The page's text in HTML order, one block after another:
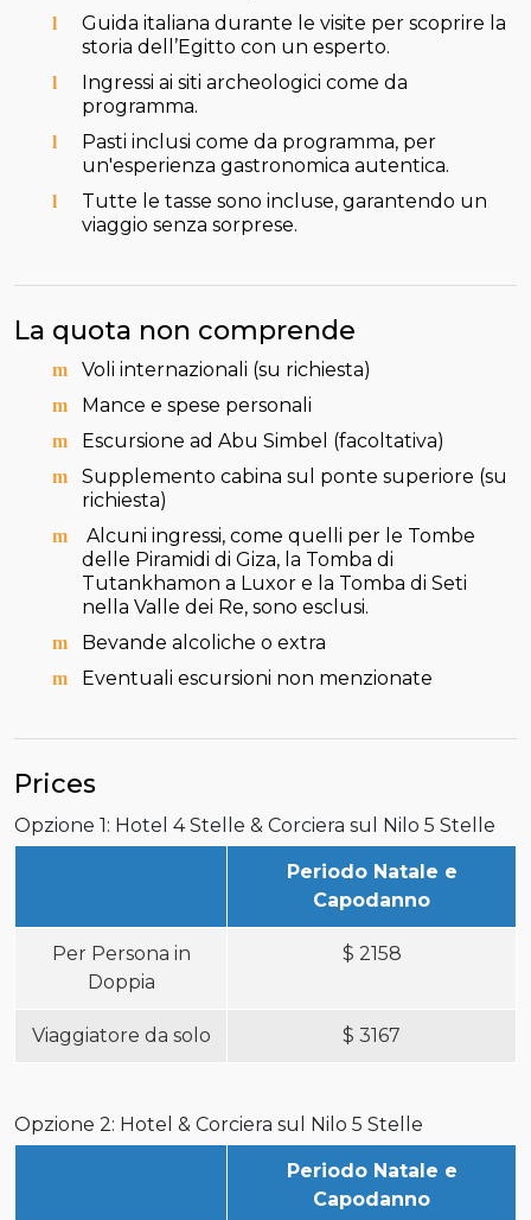
Guida italiana durante le visite per scoprire la
storia dell’Egitto con un esperto.
Ingressi ai siti archeologici come da
programma.
Pasti inclusi come da programma, per
un'esperienza gastronomica autentica.
Tutte le tasse sono incluse, garantendo un
viaggio senza sorprese.
La quota non comprende
Voli internazionali (su richiesta)
Mance e spese personali
Escursione ad Abu Simbel (facoltativa)
Supplemento cabina sul ponte superiore (su
richiesta)
Alcuni ingressi, come quelli per le Tombe
delle Piramidi di Giza, la Tomba di
Tutankhamon a Luxor e la Tomba di Seti
nella Valle dei Re, sono esclusi.
Bevande alcoliche o extra
Eventuali escursioni non menzionate
Prices
Opzione 1: Hotel 4 Stelle & Corciera sul Nilo 5 Stelle
Periodo Natale e
Capodanno
Per Persona in
Doppia
$ 2158
Viaggiatore da solo $ 3167
Opzione 2: Hotel & Corciera sul Nilo 5 Stelle
Periodo Natale e
Capodanno